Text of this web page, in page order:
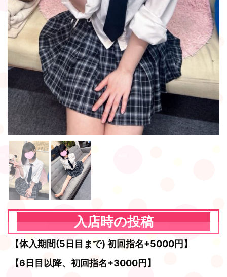
入店時の投稿
【体入期間(5日目まで) 初回指名+5000円】
【6日目以降、初回指名+3000円】